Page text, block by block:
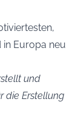
in Europa neu
und
die Erstellung